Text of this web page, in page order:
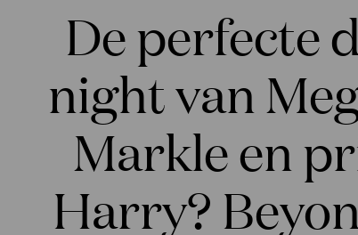
De perfecte
night van
Markle en
Harry?